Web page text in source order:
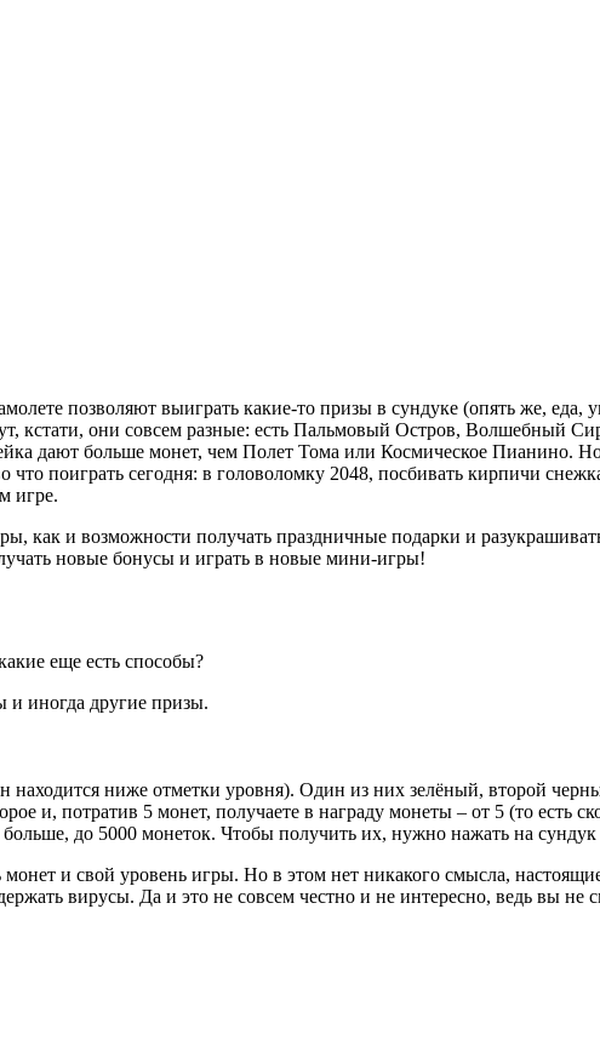
позволяют выиграть какие-то призы в сундуке (опять же, еда,
кстати, они совсем разные: есть Пальмовый Остров, Волшебный
дают больше монет, чем Полет Тома или Космическое Пианино.
поиграть сегодня: в головоломку 2048, посбивать кирпичи
игре.
как и возможности получать праздничные подарки и
новые бонусы и играть в новые мини-игры!
еще есть способы?
и иногда другие призы.
находится ниже отметки уровня). Один из них зелёный, второй
и, потратив 5 монет, получаете в награду монеты – от 5 (то есть
до 5000 монеток. Чтобы получить их, нужно нажать на сундук
и свой уровень игры. Но в этом нет никакого смысла,
вирусы. Да и это не совсем честно и не интересно, ведь вы не